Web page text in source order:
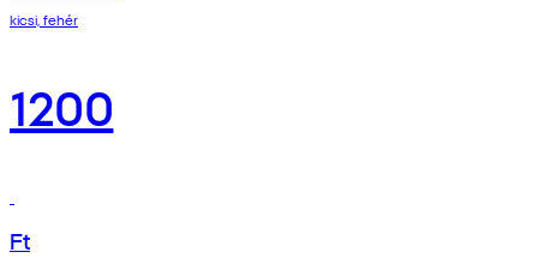
kicsi, fehér
1200
Ft